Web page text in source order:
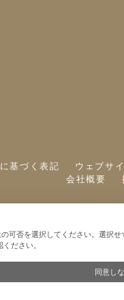
基づく表記 ウェブサ
会社概要
©A&S
可否を選択してください。選
ください。
同意し